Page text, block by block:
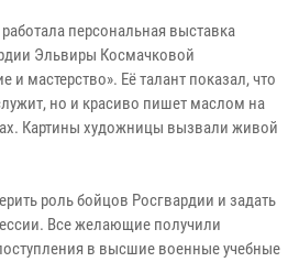
персональная выставка
Эльвиры Космачковой
и мастерство». Её талант показал, что
но и красиво пишет маслом на
Картины художницы вызвали живой
роль бойцов Росгвардии и задать
Все желающие получили
в высшие военные учебные